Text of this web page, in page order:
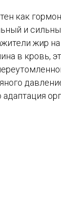
как
и
жир
в кровь,
адаптация